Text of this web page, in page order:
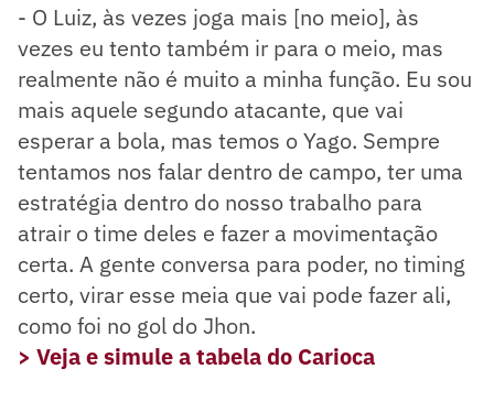
- O Luiz, às vezes joga mais [no meio], às
vezes eu tento também ir para o meio, mas
realmente não é muito a minha função. Eu sou
mais aquele segundo atacante, que vai
esperar a bola, mas temos o Yago. Sempre
tentamos nos falar dentro de campo, ter uma
estratégia dentro do nosso trabalho para
atrair o time deles e fazer a movimentação
certa. A gente conversa para poder, no timing
certo, virar esse meia que vai pode fazer ali,
como foi no gol do Jhon.
> Veja e simule a tabela do Carioca